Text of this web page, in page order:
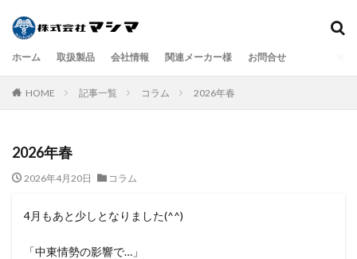
ホーム 取扱製品 会社情報 関連メーカー様 お問合せ
HOME 記事一覧 コラム 2026年春
2026年春
2026年4月20日 コラム
4月もあと少しとなりました(^^)
「中東情勢の影響で…」
検索